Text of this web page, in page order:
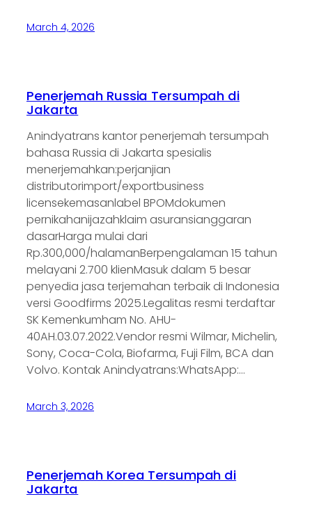
March 4, 2026
Penerjemah Russia Tersumpah di
Jakarta
Anindyatrans kantor penerjemah tersumpah
bahasa Russia di Jakarta spesialis
menerjemahkan:perjanjian
distributorimport/exportbusiness
licensekemasanlabel BPOMdokumen
pernikahanijazahklaim asuransianggaran
dasarHarga mulai dari
Rp.300,000/halamanBerpengalaman 15 tahun
melayani 2.700 klienMasuk dalam 5 besar
penyedia jasa terjemahan terbaik di Indonesia
versi Goodfirms 2025.Legalitas resmi terdaftar
SK Kemenkumham No. AHU-
40AH.03.07.2022.Vendor resmi Wilmar, Michelin,
Sony, Coca-Cola, Biofarma, Fuji Film, BCA dan
Volvo. Kontak Anindyatrans:WhatsApp:…
March 3, 2026
Penerjemah Korea Tersumpah di
Jakarta